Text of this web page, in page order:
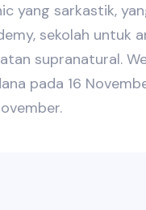
yang sarkastik,
sekolah untuk
supranatural.
pada 16